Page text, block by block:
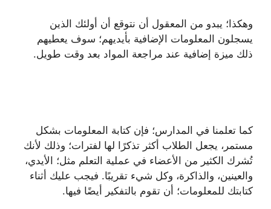
وهكذا؛ يبدو من المعقول أن نتوقع أن أولئك الذين
يسجلون المعلومات الإضافية بأيديهم؛ سوف يعطيهم
ذلك ميزة إضافية عند مراجعة المواد بعد وقت طويل.
كما تعلمنا في المدارس؛ فإن كتابة المعلومات بشكل
مستمر، يجعل الطلاب أكثر تذكرًا لها لفترات؛ وذلك لأنك
تُشرك الكثير من الأعضاء في عملية التعلم مثل؛ الأيدي،
والعينين، والذاكرة، وكل شيء تقريبًا. فيجب عليك أثناء
كتابتك للمعلومات؛ أن تقوم بالتفكير أيضًا فيها.